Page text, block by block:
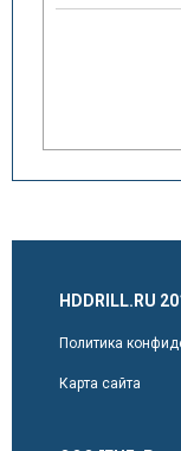
HDDRILL.RU
Политика
Карта сайта